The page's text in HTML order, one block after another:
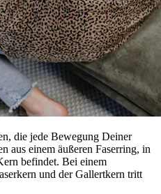
die jede Bewegung Deiner
aus einem äußeren Faserring, in
befindet. Bei einem
und der Gallertkern tritt